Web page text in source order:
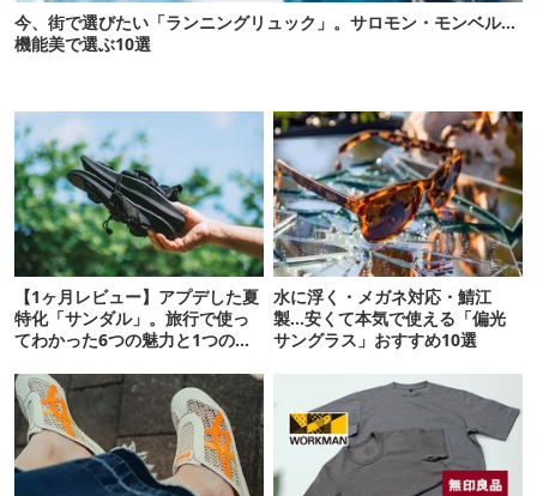
今、街で選びたい「ランニングリュック」。サロモン・モンベル…
機能美で選ぶ10選
【1ヶ月レビュー】アプデした夏
特化「サンダル」。旅行で使っ
てわかった6つの魅力と1つの注
水に浮く・メガネ対応・鯖江
製…安くて本気で使える「偏光
サングラス」おすすめ10選